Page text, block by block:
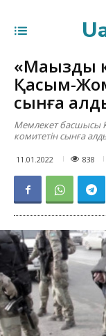
«Маңызды
Қасым-
сынға
Мемлекет басшысы
комитетін сынға
11.01.2022 838